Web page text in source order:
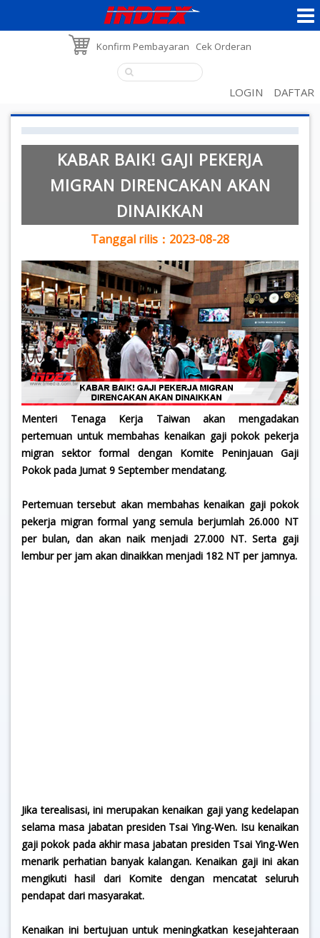
Konfirm Pembayaran Cek Orderan
LOGIN DAFTAR
KABAR BAIK! GAJI PEKERJA
MIGRAN DIRENCAKAN AKAN
DINAIKKAN
Tanggal rilis：2023-08-28
Menteri Tenaga Kerja Taiwan akan mengadakan
pertemuan untuk membahas kenaikan gaji pokok pekerja
migran sektor formal dengan Komite Peninjauan Gaji
Pokok pada Jumat 9 September mendatang.
Pertemuan tersebut akan membahas kenaikan gaji pokok
pekerja migran formal yang semula berjumlah 26.000 NT
per bulan, dan akan naik menjadi 27.000 NT. Serta gaji
lembur per jam akan dinaikkan menjadi 182 NT per jamnya.
Jika terealisasi, ini merupakan kenaikan gaji yang kedelapan
selama masa jabatan presiden Tsai Ying-Wen. Isu kenaikan
gaji pokok pada akhir masa jabatan presiden Tsai Ying-Wen
menarik perhatian banyak kalangan. Kenaikan gaji ini akan
mengikuti hasil dari Komite dengan mencatat seluruh
pendapat dari masyarakat.
Kenaikan ini bertujuan untuk meningkatkan kesejahteraan